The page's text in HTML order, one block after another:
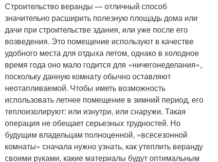
Строительство веранды — отличный способ
значительно расширить полезную площадь дома или
дачи при строительстве здания, или уже после его
возведения. Это помещение используют в качестве
удобного места для отдыха летом, однако в холодное
время года оно мало годится для «ничегонеделания»,
поскольку данную комнату обычно оставляют
неотапливаемой. Чтобы иметь возможность
использовать летнее помещение в зимний период, его
теплоизолируют: или изнутри, или снаружи. Такая
операция не обещает серьезных трудностей. Но
будущим владельцам полноценной, «всесезонной
комнаты» сначала нужно узнать, как утеплить веранду
своими руками, какие материалы будут оптимальным